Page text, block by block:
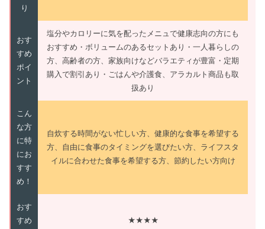
り
おす
すめ
ポイ
ント
塩分やカロリーに気を配ったメニュで健康志向の方にも
おすすめ・ボリュームのあるセットあり・一人暮らしの
方、高齢者の方、家族向けなどバラエティが豊富・定期
購入で割引あり・ごはんや介護食、アラカルト商品も取
扱あり
こん
な方
に特
にお
すす
め！
自炊する時間がない忙しい方、健康的な食事を希望する
方、自由に食事のタイミングを選びたい方、ライフスタ
イルに合わせた食事を希望する方、節約したい方向け
おす
すめ
★★★★